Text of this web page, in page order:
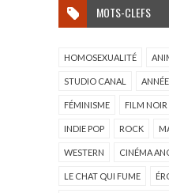
MOTS-CLEFS
HOMOSEXUALITÉ
STUDIO CANAL
FÉMINISME FILM NOIR
INDIE POP ROCK
WESTERN CINÉMA
LE CHAT QUI FUME